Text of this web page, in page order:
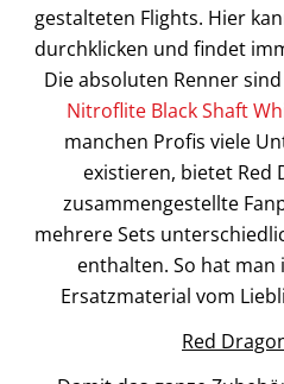
gestalteten Flights. Hier
durchklicken und findet
Die absoluten Renner
Nitroflite Black Shaft
manchen Profis viele
existieren, bietet Red
zusammengestellte
mehrere Sets
enthalten. So hat
Ersatzmaterial vom
Red